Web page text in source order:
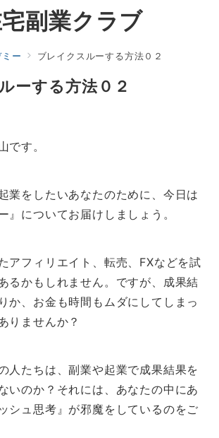
副業クラブ
ー ブレイクスルーする方法０２
ーする方法０２
です。
業をしたいあなたのために、今日は
』についてお届けしましょう。
アフィリエイト、転売、FXなどを試
るかもしれません。ですが、成果結
か、お金も時間もムダにしてしまっ
りませんか？
人たちは、副業や起業で成果結果を
いのか？それには、あなたの中にあ
シュ思考』が邪魔をしているのをご